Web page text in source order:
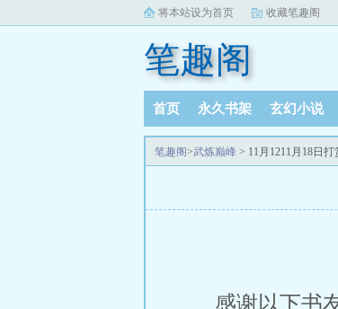
将本站设为首页 收藏笔趣阁
笔趣阁
首页 永久书架 玄幻小说
笔趣阁>武炼巅峰 > 11月1211月18日
感谢以下书